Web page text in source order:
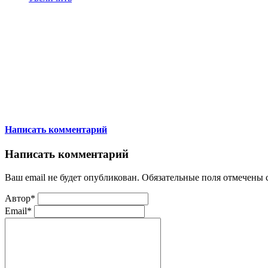
Написать комментарий
Написать комментарий
Ваш email не будет опубликован. Обязательные поля отмечены
Автор*
Email*